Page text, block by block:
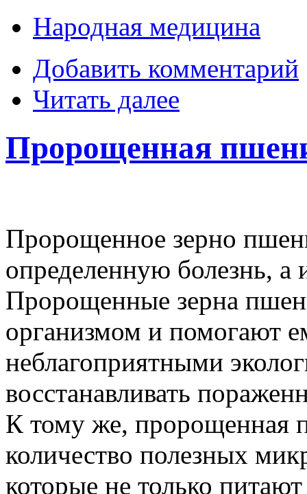
Народная медицина
Добавить комментарий
Читать далее
Пророщенная
Пророщенное зерно
определенную болезнь, а
Пророщенные зерна
организмом и помогают
неблагоприятными
восстанавливать
К тому же, пророщенная
количество полезных
которые не только